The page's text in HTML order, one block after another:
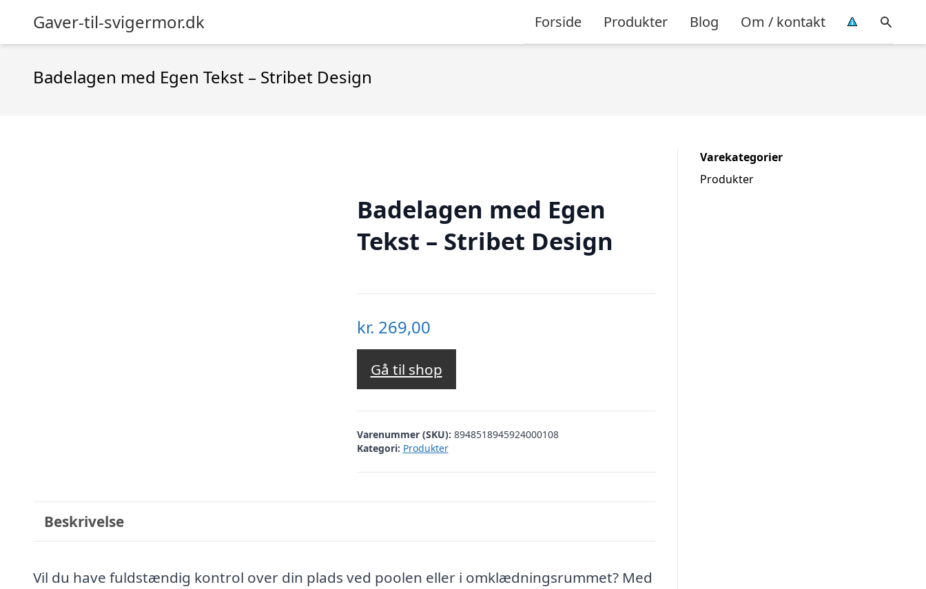
Gaver-til-svigermor.dk Forside Produkter Blog Om / kontakt
Badelagen med Egen Tekst – Stribet Design
Badelagen med Egen
Tekst – Stribet Design
kr. 269,00
Gå til shop
Varenummer (SKU): 8948518945924000108
Kategori: Produkter
Beskrivelse
Vil du have fuldstændig kontrol over din plads ved poolen eller i omklædningsrummet? Med
Varekategorier
Produkter